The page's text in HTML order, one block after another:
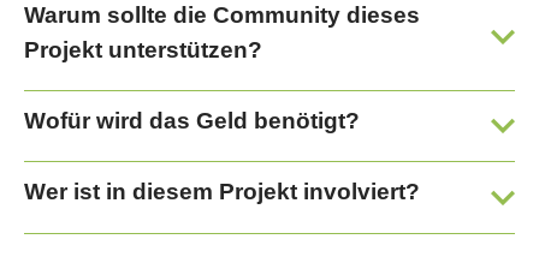
Warum sollte die Community dieses
Projekt unterstützen?
Wofür wird das Geld benötigt?
Wer ist in diesem Projekt involviert?